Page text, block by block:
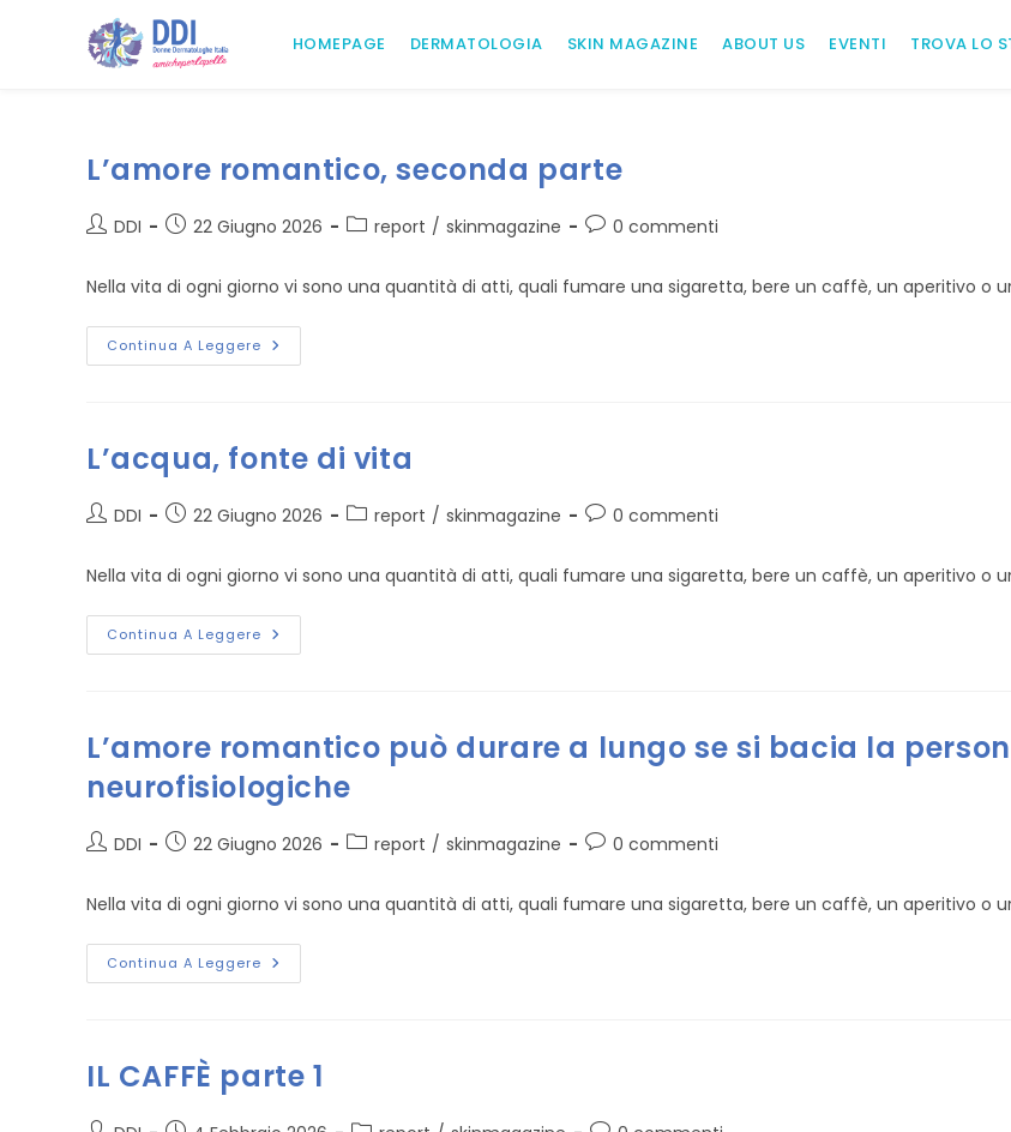
HOMEPAGE DERMATOLOGIA SKIN MAGAZINE ABOUT US EVENTI TROVA LO
L’amore romantico, seconda parte
Autore
DDI
Articolo
22 Giugno 2026
Categoria
report / skinmagazine
Commenti
0 commenti
Nella vita di ogni giorno vi sono una quantità di atti, quali fumare una sigaretta, bere un caffè, un aperitivo o
Continua A Leggere L’amore
Romantico,
L’acqua, fonte di vita
Autore
DDI
Articolo
22 Giugno 2026
Categoria
report / skinmagazine
Commenti
0 commenti
Nella vita di ogni giorno vi sono una quantità di atti, quali fumare una sigaretta, bere un caffè, un aperitivo o
Continua A Leggere L’acqua,
Fonte
L’amore romantico può durare a lungo se si bacia la
neurofisiologiche
Autore
DDI
Articolo
22 Giugno 2026
Categoria
report / skinmagazine
Commenti
0 commenti
Nella vita di ogni giorno vi sono una quantità di atti, quali fumare una sigaretta, bere un caffè, un aperitivo o
Continua A Leggere L’amore
Romantico
Se
Si
IL CAFFÈ parte 1